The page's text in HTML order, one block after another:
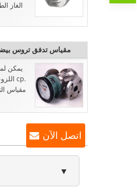
الغاز
مقياس تدفق تروس
يمكن
مقياس
اتصل الآن
▼